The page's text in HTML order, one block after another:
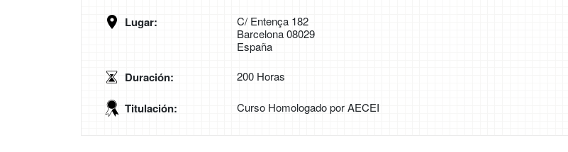
Lugar:
C/ Entença 182
Barcelona 08029
España
Duración: 200 Horas
Titulación: Curso Homologado por AECEI